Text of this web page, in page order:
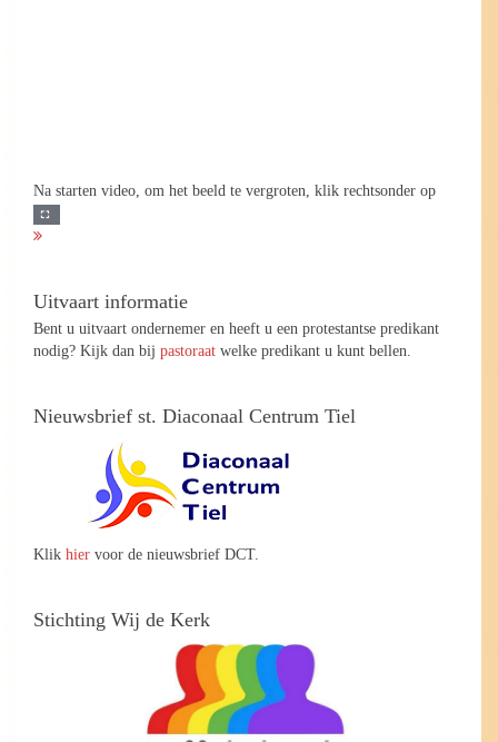
Na starten video, om het beeld te vergroten, klik rechtsonder op
Uitvaart informatie
Bent u uitvaart ondernemer en heeft u een protestantse predikant
nodig? Kijk dan bij pastoraat welke predikant u kunt bellen.
Nieuwsbrief st. Diaconaal Centrum Tiel
Klik hier voor de nieuwsbrief DCT.
Stichting Wij de Kerk